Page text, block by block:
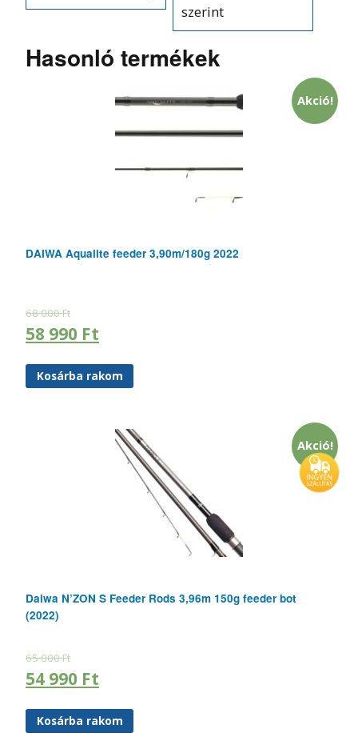
szerint
Hasonló termékek
Akció!
DAIWA Aqualite feeder 3,90m/180g 2022
68 000Ft
58 990 Ft
Kosárba rakom
Akció!
Daiwa N’ZON S Feeder Rods 3,96m 150g feeder bot
(2022)
65 000Ft
54 990 Ft
Kosárba rakom